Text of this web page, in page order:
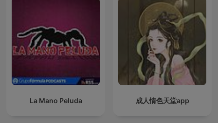
La Mano Peluda 成人情色天堂app